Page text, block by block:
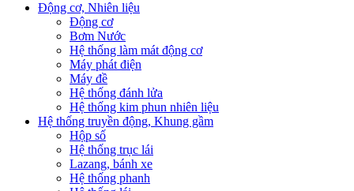
Động cơ, Nhiên liệu
Động cơ
Bơm Nước
Hệ thống làm mát động cơ
Máy phát điện
Máy đề
Hệ thống đánh lửa
Hệ thống kim phun nhiên liệu
Hệ thống truyền động, Khung gầm
Hộp số
Hệ thống trục lái
Lazang, bánh xe
Hệ thống phanh